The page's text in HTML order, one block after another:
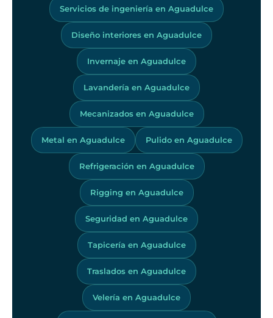
Servicios de ingeniería en Aguadulce
Diseño interiores en Aguadulce
Invernaje en Aguadulce
Lavandería en Aguadulce
Mecanizados en Aguadulce
Metal en Aguadulce Pulido en Aguadulce
Refrigeración en Aguadulce
Rigging en Aguadulce
Seguridad en Aguadulce
Tapicería en Aguadulce
Traslados en Aguadulce
Velería en Aguadulce